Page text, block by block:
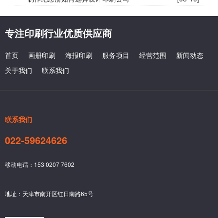
专注印刷行业优质供应商
首页 画册印刷 海报印刷 服务项目 经营范围
新闻动态
关于我们
联系我们
联系我们
022-59624626
移动电话：153 0207 7602
地址：天津市南开区红日南路65号